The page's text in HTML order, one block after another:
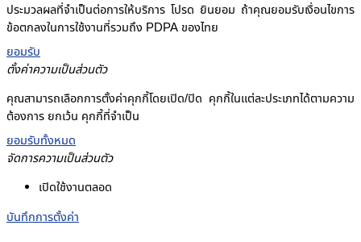
ประมวลผลที่จำเป็นต่อการให้บริการ โปรด ยินยอม ถ้าคุณยอมรับเงื่อนไขการ
ข้อตกลงในการใช้งานที่รวมถึง PDPA ของไทย
ยอมรับ
ตั้งค่าความเป็นส่วนตัว
คุณสามารถเลือกการตั้งค่าคุกกี้โดยเปิด/ปิด คุกกี้ในแต่ละประเภทได้ตามความ
ต้องการ ยกเว้น คุกกี้ที่จำเป็น
ยอมรับทั้งหมด
จัดการความเป็นส่วนตัว
เปิดใช้งานตลอด
บันทึกการตั้งค่า